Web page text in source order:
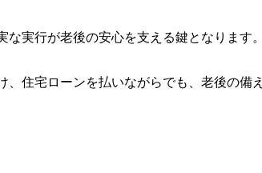
実行が老後の安心を支える鍵となります。
住宅ローンを払いながらでも、老後の備え